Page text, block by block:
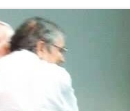
HUMANO
CON NOSOTROS